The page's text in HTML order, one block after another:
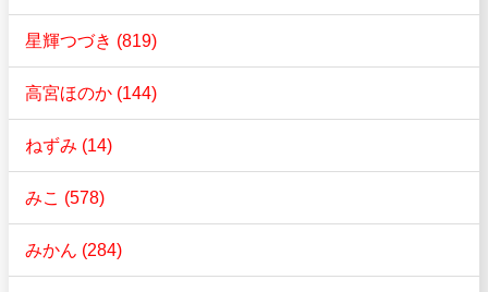
星輝つづき (819)
高宮ほのか (144)
ねずみ (14)
みこ (578)
みかん (284)